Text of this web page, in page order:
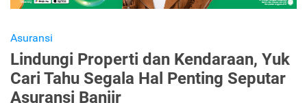
Asuransi
Lindungi Properti dan Kendaraan, Yuk
Cari Tahu Segala Hal Penting Seputar
Asuransi Banjir